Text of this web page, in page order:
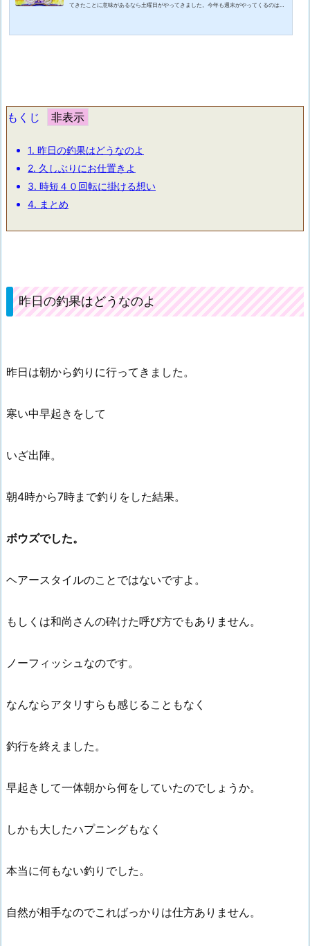
てきたことに意味があるなら土曜日がやってきました。今年も週末がやってくるのはも
もくじ
1. 昨日の釣果はどうなのよ
2. 久しぶりにお仕置きよ
3. 時短４０回転に掛ける想い
4. まとめ
昨日の釣果はどうなのよ
昨日は朝から釣りに行ってきました。
寒い中早起きをして
いざ出陣。
朝4時から7時まで釣りをした結果。
ボウズでした。
ヘアースタイルのことではないですよ。
もしくは和尚さんの砕けた呼び方でもありません。
ノーフィッシュなのです。
なんならアタリすらも感じることもなく
釣行を終えました。
早起きして一体朝から何をしていたのでしょうか。
しかも大したハプニングもなく
本当に何もない釣りでした。
自然が相手なのでこればっかりは仕方ありません。